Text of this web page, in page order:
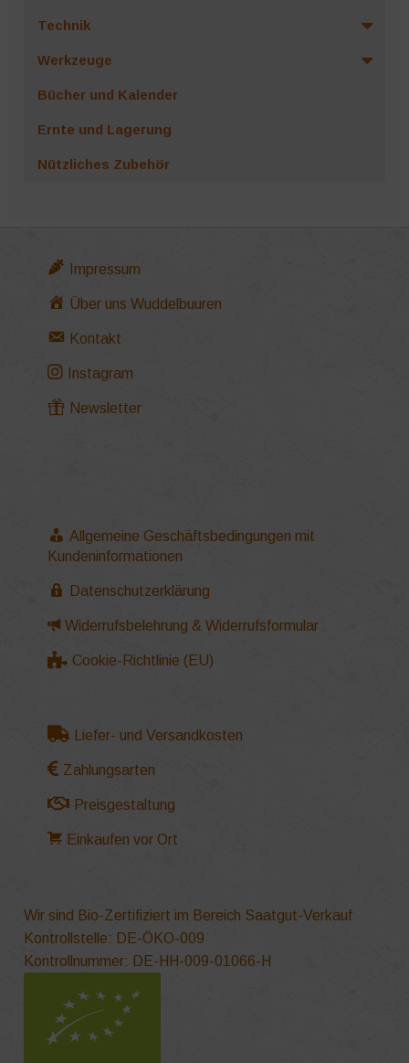
Technik
Werkzeuge
Bücher und Kalender
Ernte und Lagerung
Nützliches Zubehör
Impressum
Über uns Wuddelbuuren
Kontakt
Instagram
Newsletter
Allgemeine Geschäftsbedingungen mit
Kundeninformationen
Datenschutzerklärung
Widerrufsbelehrung & Widerrufsformular
Cookie-Richtlinie (EU)
Liefer- und Versandkosten
Zahlungsarten
Preisgestaltung
Einkaufen vor Ort
Wir sind Bio-Zertifiziert im Bereich Saatgut-Verkauf
Kontrollstelle: DE-ÖKO-009
Kontrollnummer: DE-HH-009-01066-H